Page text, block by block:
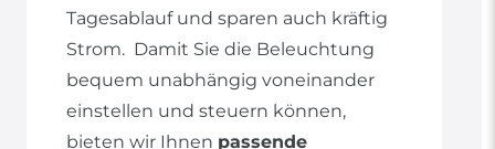
Tagesablauf und sparen auch kräftig
Strom. Damit Sie die Beleuchtung
bequem unabhängig voneinander
einstellen und steuern können,
bieten wir Ihnen passende